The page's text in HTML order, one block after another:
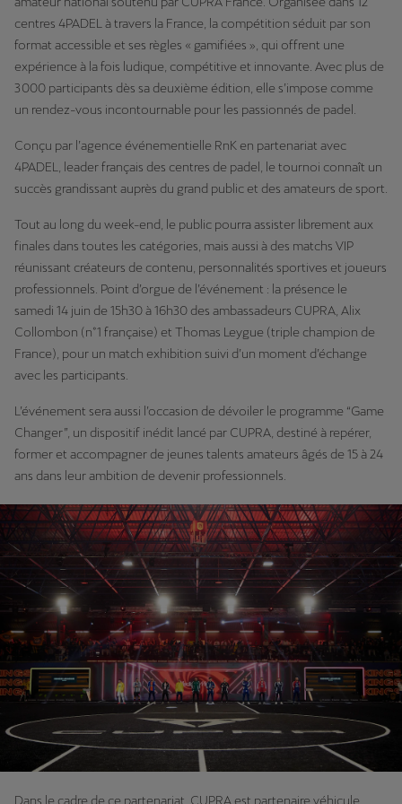
centres 4PADEL à travers la France, la compétition séduit par son
format accessible et ses règles « gamifiées », qui offrent une
expérience à la fois ludique, compétitive et innovante. Avec plus de
3 000 participants dès sa deuxième édition, elle s’impose comme
un rendez-vous incontournable pour les passionnés de padel.
Conçu par l’agence événementielle RnK en partenariat avec
4PADEL, leader français des centres de padel, le tournoi connaît un
succès grandissant auprès du grand public et des amateurs de sport.
Tout au long du week-end, le public pourra assister librement aux
finales dans toutes les catégories, mais aussi à des matchs VIP
réunissant créateurs de contenu, personnalités sportives et joueurs
professionnels. Point d’orgue de l’événement : la présence le
samedi 14 juin de 15h30 à 16h30 des ambassadeurs CUPRA, Alix
Collombon (n°1 française) et Thomas Leygue (triple champion de
France), pour un match exhibition suivi d’un moment d’échange
avec les participants.
L’événement sera aussi l’occasion de dévoiler le programme “Game
Changer”, un dispositif inédit lancé par CUPRA, destiné à repérer,
former et accompagner de jeunes talents amateurs âgés de 15 à 24
ans dans leur ambition de devenir professionnels.
Dans le cadre de ce partenariat, CUPRA est partenaire véhicule